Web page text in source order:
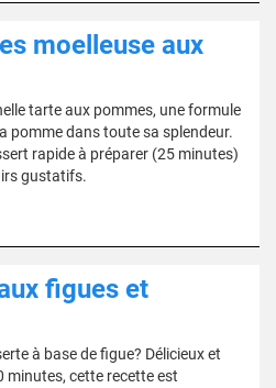
moelleuse aux
tarte aux pommes, une formule
pomme dans toute sa splendeur.
rapide à préparer (25 minutes)
gustatifs.
figues et
à base de figue? Délicieux et
minutes, cette recette est